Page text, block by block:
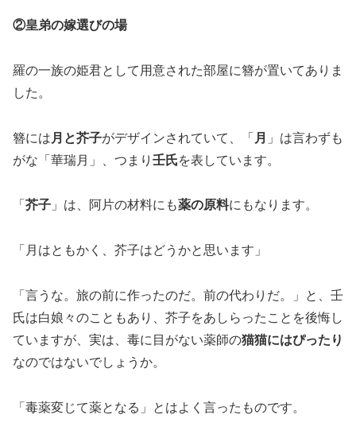
②皇弟の嫁選びの場
羅の一族の姫君として用意された部屋に簪が置いてありま
した。
簪には 月と芥子がデザインされていて、「 月 」は言わずも
がな「華瑞月」、つまり 壬氏を表しています。
「 芥子 」は、阿片の材料にも薬の原料にもなります。
「月はともかく、芥子はどうかと思います」
「言うな。旅の前に作ったのだ。前の代わりだ。」と、壬
氏は白娘々のこともあり、芥子をあしらったことを後悔し
ていますが、実は、毒に目がない薬師の猫猫にはぴったり
なのではないでしょうか。
「毒薬変じて薬となる」とはよく言ったものです。